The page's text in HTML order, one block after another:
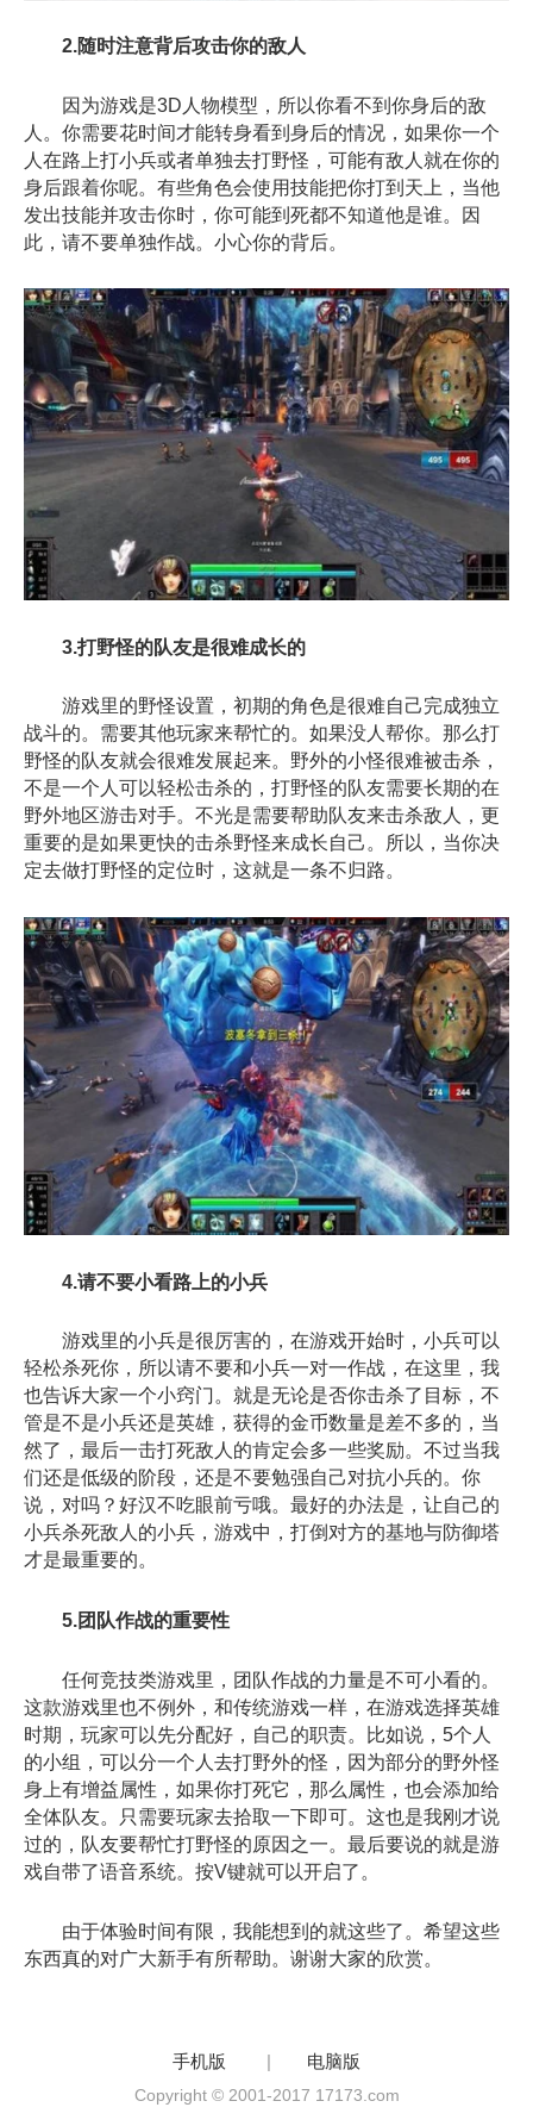
2.随时注意背后攻击你的敌人
因为游戏是3D人物模型，所以你看不到你身后的敌
人。你需要花时间才能转身看到身后的情况，如果你一个
人在路上打小兵或者单独去打野怪，可能有敌人就在你的
身后跟着你呢。有些角色会使用技能把你打到天上，当他
发出技能并攻击你时，你可能到死都不知道他是谁。因
此，请不要单独作战。小心你的背后。
3.打野怪的队友是很难成长的
游戏里的野怪设置，初期的角色是很难自己完成独立
战斗的。需要其他玩家来帮忙的。如果没人帮你。那么打
野怪的队友就会很难发展起来。野外的小怪很难被击杀，
不是一个人可以轻松击杀的，打野怪的队友需要长期的在
野外地区游击对手。不光是需要帮助队友来击杀敌人，更
重要的是如果更快的击杀野怪来成长自己。所以，当你决
定去做打野怪的定位时，这就是一条不归路。
4.请不要小看路上的小兵
游戏里的小兵是很厉害的，在游戏开始时，小兵可以
轻松杀死你，所以请不要和小兵一对一作战，在这里，我
也告诉大家一个小窍门。就是无论是否你击杀了目标，不
管是不是小兵还是英雄，获得的金币数量是差不多的，当
然了，最后一击打死敌人的肯定会多一些奖励。不过当我
们还是低级的阶段，还是不要勉强自己对抗小兵的。你
说，对吗？好汉不吃眼前亏哦。最好的办法是，让自己的
小兵杀死敌人的小兵，游戏中，打倒对方的基地与防御塔
才是最重要的。
5.团队作战的重要性
任何竞技类游戏里，团队作战的力量是不可小看的。
这款游戏里也不例外，和传统游戏一样，在游戏选择英雄
时期，玩家可以先分配好，自己的职责。比如说，5个人
的小组，可以分一个人去打野外的怪，因为部分的野外怪
身上有增益属性，如果你打死它，那么属性，也会添加给
全体队友。只需要玩家去拾取一下即可。这也是我刚才说
过的，队友要帮忙打野怪的原因之一。最后要说的就是游
戏自带了语音系统。按V键就可以开启了。
由于体验时间有限，我能想到的就这些了。希望这些
东西真的对广大新手有所帮助。谢谢大家的欣赏。
手机版 | 电脑版
Copyright © 2001-2017 17173.com